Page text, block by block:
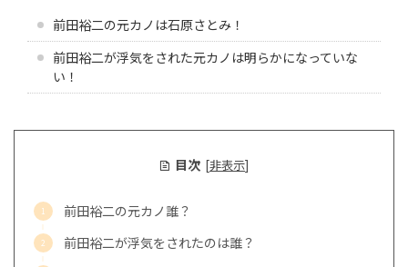
前田裕二の元カノは石原さとみ！
前田裕二が浮気をされた元カノは明らかになっていな
い！
目次 [非表示]
前田裕二の元カノ誰？
前田裕二が浮気をされたのは誰？